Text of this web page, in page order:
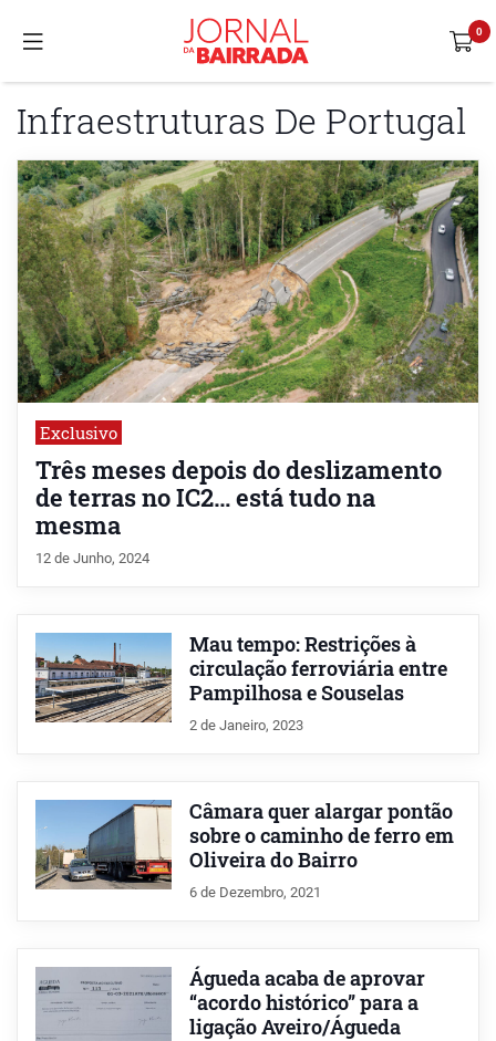
Infraestruturas De Portugal
Exclusivo
Três meses depois do deslizamento
de terras no IC2… está tudo na
mesma
12 de Junho, 2024
Mau tempo: Restrições à
circulação ferroviária entre
Pampilhosa e Souselas
2 de Janeiro, 2023
Câmara quer alargar pontão
sobre o caminho de ferro em
Oliveira do Bairro
6 de Dezembro, 2021
Águeda acaba de aprovar
“acordo histórico” para a
ligação Aveiro/Águeda